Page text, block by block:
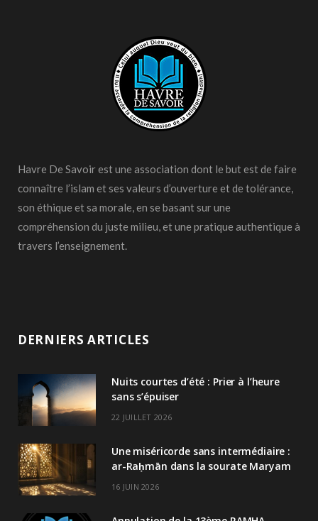
Havre De Savoir est une association dont le but est de faire
connaître l’islam et ses valeurs d’ouverture et de tolérance,
son éthique et sa morale, en se basant sur une
compréhension du juste milieu, et une pratique authentique à
travers l’enseignement.
DERNIERS ARTICLES
Nuits courtes d’été : Prier à l’heure
sans s’épuiser
22 JUILLET 2026
Une miséricorde sans intermédiaire :
ar-Raḥmān dans la sourate Maryam
16 JUIN 2026